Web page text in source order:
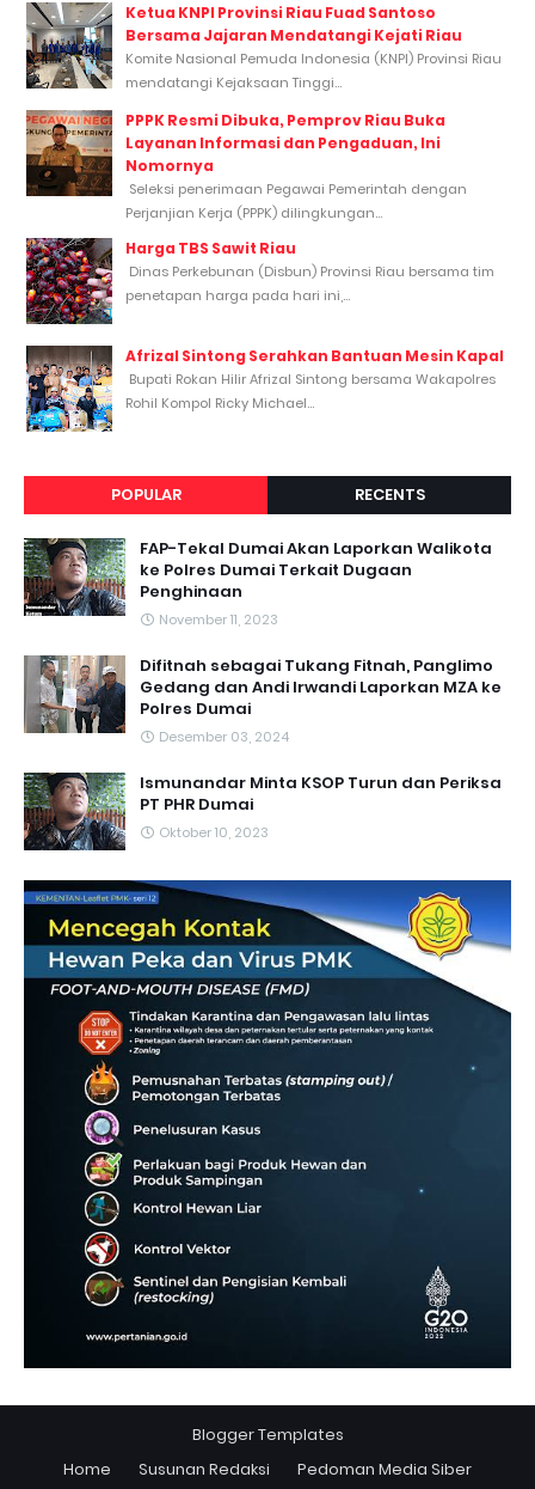
Ketua KNPI Provinsi Riau Fuad Santoso
Bersama Jajaran Mendatangi Kejati Riau
Komite Nasional Pemuda Indonesia (KNPI) Provinsi Riau
mendatangi Kejaksaan Tinggi...
PPPK Resmi Dibuka, Pemprov Riau Buka
Layanan Informasi dan Pengaduan, Ini
Nomornya
Seleksi penerimaan Pegawai Pemerintah dengan
Perjanjian Kerja (PPPK) dilingkungan...
Harga TBS Sawit Riau
Dinas Perkebunan (Disbun) Provinsi Riau bersama tim
penetapan harga pada hari ini,...
Afrizal Sintong Serahkan Bantuan Mesin Kapal
Bupati Rokan Hilir Afrizal Sintong bersama Wakapolres
Rohil Kompol Ricky Michael...
POPULAR RECENTS
FAP-Tekal Dumai Akan Laporkan Walikota
ke Polres Dumai Terkait Dugaan
Penghinaan
November 11, 2023
Difitnah sebagai Tukang Fitnah, Panglimo
Gedang dan Andi Irwandi Laporkan MZA ke
Polres Dumai
Desember 03, 2024
Ismunandar Minta KSOP Turun dan Periksa
PT PHR Dumai
Oktober 10, 2023
Blogger Templates
Home
Susunan Redaksi Pedoman Media Siber